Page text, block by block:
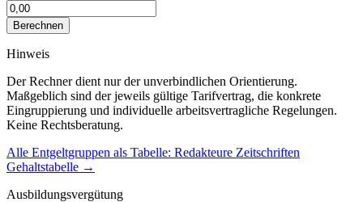
Berechnen
Hinweis
Der Rechner dient nur der unverbindlichen Orientierung.
Maßgeblich sind der jeweils gültige Tarifvertrag, die konkrete
Eingruppierung und individuelle arbeitsvertragliche Regelungen.
Keine Rechtsberatung.
Alle Entgeltgruppen als Tabelle: Redakteure Zeitschriften
Gehaltstabelle →
Ausbildungsvergütung